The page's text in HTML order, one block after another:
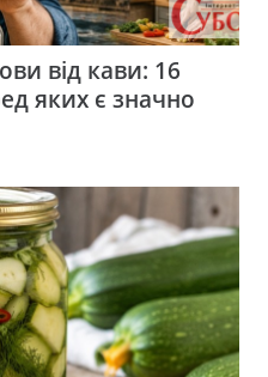
від кави: 16
яких є значно